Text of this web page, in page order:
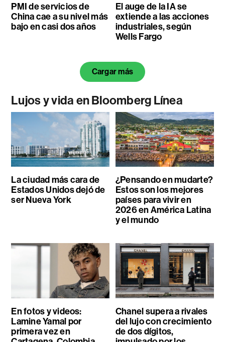
PMI de servicios de
China cae a su nivel más
bajo en casi dos años
El auge de la IA se
extiende a las acciones
industriales, según
Wells Fargo
Cargar más
Lujos y vida en Bloomberg Línea
La ciudad más cara de
Estados Unidos dejó de
ser Nueva York
¿Pensando en mudarte?
Estos son los mejores
países para vivir en
2026 en América Latina
y el mundo
En fotos y videos:
Lamine Yamal por
primera vez en
Chanel supera a rivales
del lujo con crecimiento
de dos dígitos,